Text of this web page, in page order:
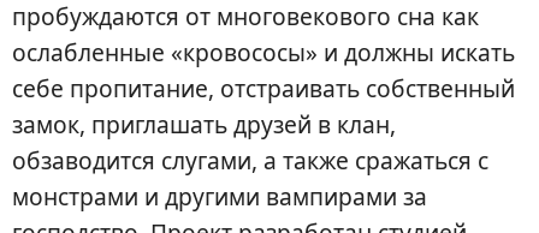
пробуждаются от многовекового сна как
ослабленные «кровососы» и должны искать
себе пропитание, отстраивать собственный
замок, приглашать друзей в клан,
обзаводится слугами, а также сражаться с
монстрами и другими вампирами за